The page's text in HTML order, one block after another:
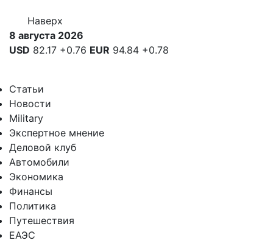
Наверх
8 августа 2026
USD 82.17 +0.76 EUR 94.84 +0.78
Статьи
Новости
Military
Экспертное мнение
Деловой клуб
Автомобили
Экономика
Финансы
Политика
Путешествия
ЕАЭС